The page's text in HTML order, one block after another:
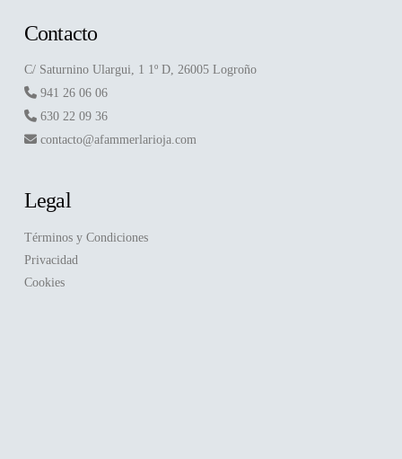
Contacto
C/ Saturnino Ulargui, 1 1º D, 26005 Logroño
941 26 06 06
630 22 09 36
contacto@afammerlarioja.com
Legal
Términos y Condiciones
Privacidad
Cookies